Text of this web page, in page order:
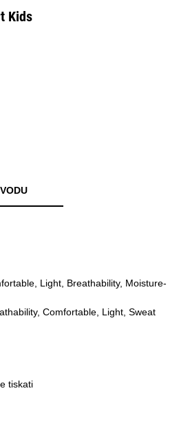
Kids
Light, Breathability, Moisture-
Comfortable, Light, Sweat
tiskati